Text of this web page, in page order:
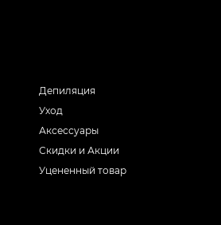
Депиляция
Уход
Аксессуары
Скидки и Акции
Уцененный товар